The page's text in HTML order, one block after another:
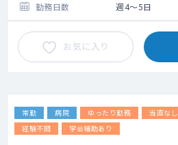
勤務日数 週4～5日
お気に入り
常勤 病院 ゆったり勤務 当直なし
経験不問
学会補助あり